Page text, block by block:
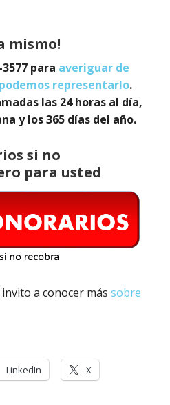
mismo!
3577 para averiguar de
representarlo.
las 24 horas al día,
y los 365 días del año.
si no
para usted
invito a conocer más sobre
LinkedIn X